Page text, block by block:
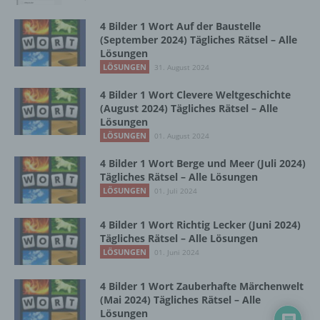
4 Bilder 1 Wort Auf der Baustelle
(September 2024) Tägliches Rätsel – Alle
Lösungen
LÖSUNGEN 31. August 2024
4 Bilder 1 Wort Clevere Weltgeschichte
(August 2024) Tägliches Rätsel – Alle
Lösungen
LÖSUNGEN 01. August 2024
4 Bilder 1 Wort Berge und Meer (Juli 2024)
Tägliches Rätsel – Alle Lösungen
LÖSUNGEN 01. Juli 2024
4 Bilder 1 Wort Richtig Lecker (Juni 2024)
Tägliches Rätsel – Alle Lösungen
LÖSUNGEN 01. Juni 2024
4 Bilder 1 Wort Zauberhafte Märchenwelt
(Mai 2024) Tägliches Rätsel – Alle
Lösungen
Markierung gespeicherter
personenbezogener Daten mit dem Ziel, ihre
künftige Verarbeitung einzuschränken.
e) Profiling
Profiling ist jede Art der automatisierten
darin besteht, dass diese
personenbezogenen Daten verwendet
werden, um bestimmte persönliche Aspekte,
die sich auf eine natürliche Person beziehen,
zu bewerten, insbesondere, um Aspekte
bezüglich Arbeitsleistung, wirtschaftlicher
Lage, Gesundheit, persönlicher Vorlieben,
Interessen, Zuverlässigkeit, Verhalten,
Aufenthaltsort oder Ortswechsel dieser
natürlichen Person zu analysieren oder
vorherzusagen.